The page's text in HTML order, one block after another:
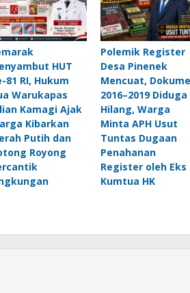
HUT
81 RI, Hukum
Warukapas
Kamagi Ajak
Kibarkan
Putih dan
Royong
Polemik Register
Desa Pinenek
Mencuat,
2016–2019 Diduga
Hilang, Warga
Minta APH Usut
Tuntas Dugaan
Penahanan
Register oleh Eks
Kumtua HK